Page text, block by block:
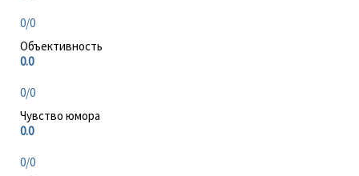
0/0
Объективность
0.0
0/0
Чувство юмора
0.0
0/0